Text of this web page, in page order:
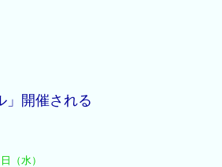
開催される
日（水）